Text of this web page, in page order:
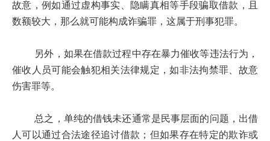
故意，例如通过虚构事实、隐瞒真相等手段骗取借款，且
数额较大，那么就可能构成诈骗罪，这属于刑事犯罪。
另外，如果在借款过程中存在暴力催收等违法行为，
催收人员可能会触犯相关法律规定，如非法拘禁罪、故意
伤害罪等。
总之，单纯的借钱未还通常是民事层面的问题，出借
人可以通过合法途径追讨借款；但如果存在特定的欺诈或